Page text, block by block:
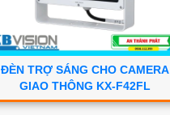
ĐÈN TRỢ SÁNG CHO CAMERA
GIAO THÔNG KX-F42FL